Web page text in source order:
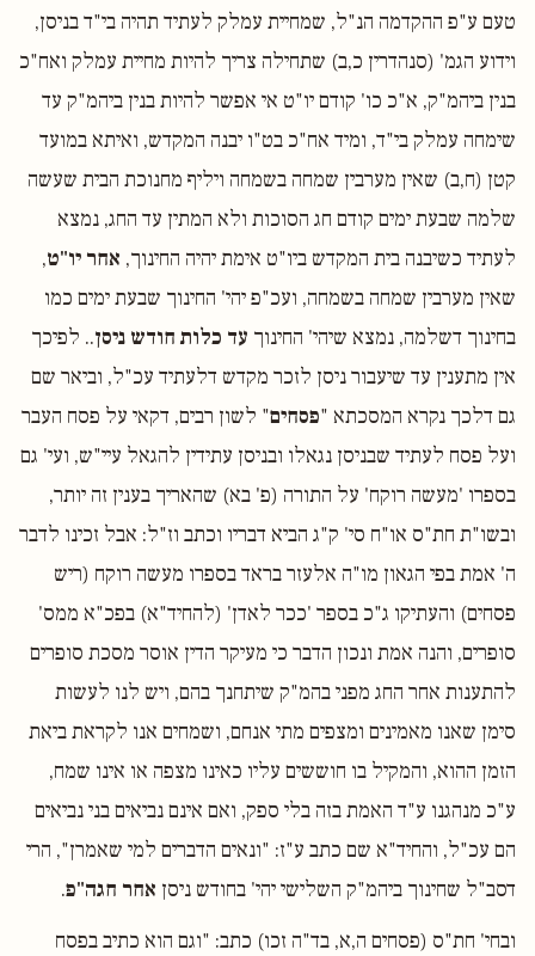
טעם ע"פ ההקדמה הנ"ל, שמחיית עמלק לעתיד תהיה בי"ד בניסן,
וידוע הגמ' (סנהדרין כ,ב) שתחילה צריך להיות מחיית עמלק ואח"כ
בנין ביהמ"ק, א"כ כו' קודם יו"ט אי אפשר להיות בנין ביהמ"ק עד
שימחה עמלק בי"ד, ומיד אח"כ בט"ו יבנה המקדש, ואיתא במועד
קטן (ח,ב) שאין מערבין שמחה בשמחה ויליף מחנוכת הבית שעשה
שלמה שבעת ימים קודם חג הסוכות ולא המתין עד החג, נמצא
לעתיד כשיבנה בית המקדש ביו"ט אימת יהיה החינוך, אחר יו"ט,
שאין מערבין שמחה בשמחה, ועכ"פ יהי' החינוך שבעת ימים כמו
בחינוך דשלמה, נמצא שיהי' החינוך עד כלות חודש ניסן.. לפיכך
אין מתענין עד שיעבור ניסן לזכר מקדש דלעתיד עכ"ל, וביאר שם
גם דלכך נקרא המסכתא "פסחים" לשון רבים, דקאי על פסח העבר
ועל פסח לעתיד שבניסן נגאלו ובניסן עתידין להגאל עיי"ש, ועי' גם
בספרו 'מעשה רוקח' על התורה (פ' בא) שהאריך בענין זה יותר,
ובשו"ת חת"ס או"ח סי' ק"ג הביא דבריו וכתב וז"ל: אבל זכינו לדבר
ה' אמת בפי הגאון מו"ה אלעזר בראד בספרו מעשה רוקח (ריש
פסחים) והעתיקו ג"כ בספר 'ככר לאדן' (להחיד"א) בפכ"א ממס'
סופרים, והנה אמת ונכון הדבר כי מעיקר הדין אוסר מסכת סופרים
להתענות אחר החג מפני בהמ"ק שיתחנך בהם, ויש לנו לעשות
סימן שאנו מאמינים ומצפים מתי אנחם, ושמחים אנו לקראת ביאת
הזמן ההוא, והמקיל בו חוששים עליו כאינו מצפה או אינו שמח,
ע"כ מנהגנו ע"ד האמת בזה בלי ספק, ואם אינם נביאים בני נביאים
הם עכ"ל, והחיד"א שם כתב ע"ז: "ונאים הדברים למי שאמרן", הרי
דסב"ל שחינוך ביהמ"ק השלישי יהי' בחודש ניסן אחר חגה"פ.
ובחי' חת"ס (פסחים ה,א, בד"ה זכו) כתב: "וגם הוא כתיב בפסח